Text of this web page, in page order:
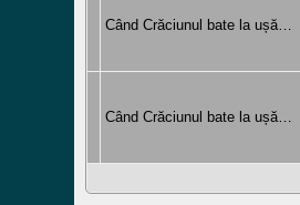
Când Crăciunul bate la ușă…
Când Crăciunul bate la ușă…